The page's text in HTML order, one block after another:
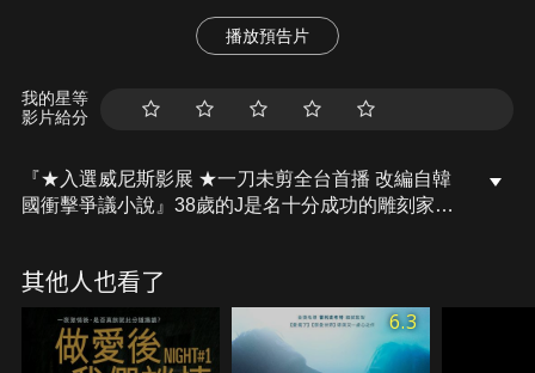
播放預告片
我的星等
影片給分
『★入選威尼斯影展 ★一刀未剪全台首播 改編自韓
國衝擊爭議小說』38歲的J是名十分成功的雕刻家，
程中漸漸熟悉彼此。每到週日午後，他們就會在旅館
見面。J開始以鞭子打Y的臀部，這成為兩人重要的相
處方式。後來兩人的角色互換，開始變成Y鞭打J的關
係。某日，Y的哥哥得知了兩人的關係，引起了騷
其他人也看了
6.3